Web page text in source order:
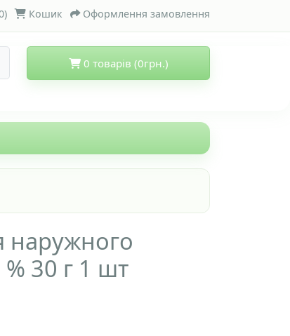
Кошик Оформлення замовлення
0 товарів (0грн.)
наружного
30 г 1 шт